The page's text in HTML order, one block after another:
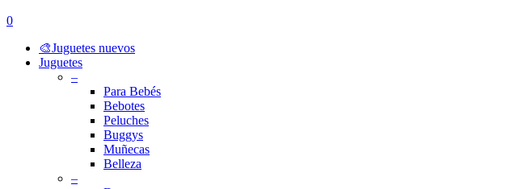
search
account
0
🎨Juguetes nuevos
Juguetes
–
Para Bebés
Bebotes
Peluches
Buggys
Muñecas
Belleza
–